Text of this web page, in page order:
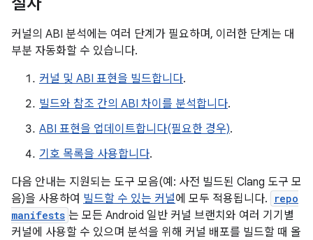
커널의 ABI 분석에는 여러 단계가 필요하며, 이러한 단계는 대
부분 자동화할 수 있습니다.
커널 및 ABI 표현을 빌드합니다.
빌드와 참조 간의 ABI 차이를 분석합니다.
ABI 표현을 업데이트합니다(필요한 경우).
기호 목록을 사용합니다.
다음 안내는 지원되는 도구 모음(예: 사전 빌드된 Clang 도구 모
음)을 사용하여 빌드할 수 있는 커널에 모두 적용됩니다.
repo
manifests 는 모든 Android 일반 커널 브랜치와 여러 기기별
커널에 사용할 수 있으며 분석을 위해 커널 배포를 빌드할 때 올